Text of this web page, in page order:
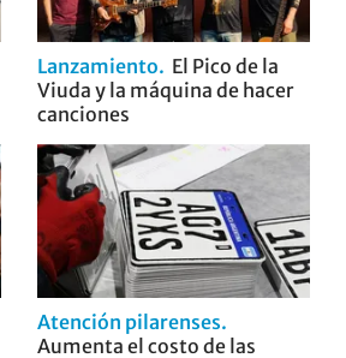
Lanzamiento
El Pico de la
Viuda y la máquina de hacer
canciones
Atención pilarenses
Aumenta el costo de las